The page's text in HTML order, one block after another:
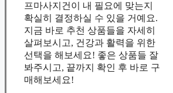
프마사지건이 내 필요에 맞는지
확실히 결정하실 수 있을 거예요.
지금 바로 추천 상품들을 자세히
살펴보시고, 건강과 활력을 위한
선택을 해보세요! 좋은 상품들 잘
봐주시고, 끝까지 확인 후 바로 구
매해보세요!